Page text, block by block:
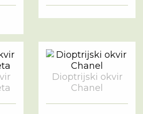
Dioptrijski okvir
Chanel